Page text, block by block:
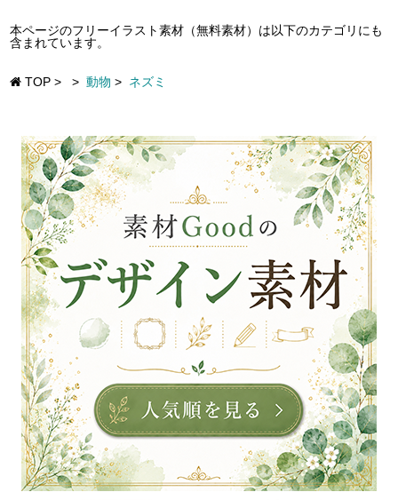
本ページのフリーイラスト素材（無料素材）は以下のカテゴリにも
含まれています。
TOP > > 動物 > ネズミ